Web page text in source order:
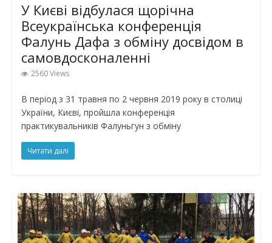
У Києві відбулася щорічна
Всеукраїнська конференція
Фалунь Дафа з обміну досвідом в
самовдосконаленні
2560 Views
В період з 31 травня по 2 червня 2019 року в столиці
України, Києві, пройшла конференція
практикувальників Фалуньгун з обміну
Читати далі